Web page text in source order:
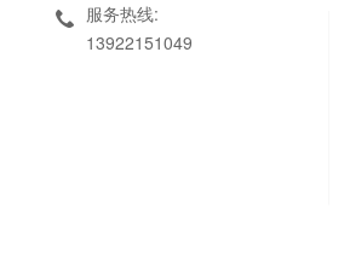
服务热线:
13922151049